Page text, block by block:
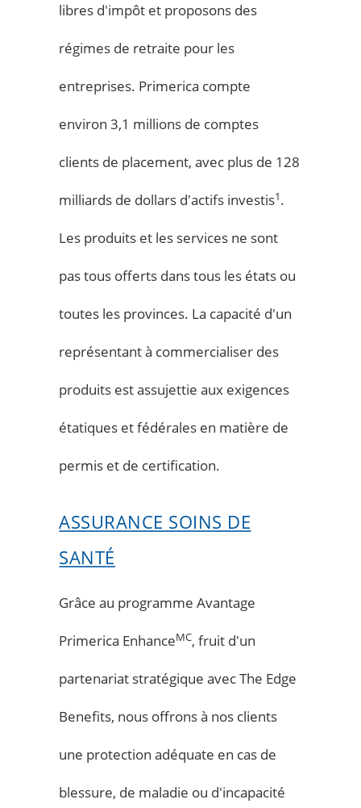
libres d'impôt et proposons des
régimes de retraite pour les
entreprises. Primerica compte
environ 3,1 millions de comptes
clients de placement, avec plus de 128
milliards de dollars d'actifs investis1.
Les produits et les services ne sont
pas tous offerts dans tous les états ou
toutes les provinces. La capacité d'un
représentant à commercialiser des
produits est assujettie aux exigences
étatiques et fédérales en matière de
permis et de certification.
ASSURANCE SOINS DE
SANTÉ
Grâce au programme Avantage
Primerica EnhanceMC, fruit d'un
partenariat stratégique avec The Edge
Benefits, nous offrons à nos clients
une protection adéquate en cas de
blessure, de maladie ou d'incapacité